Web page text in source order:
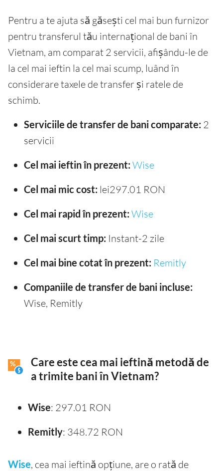
Pentru a te ajuta să găsești cel mai bun furnizor
pentru transferul tău internațional de bani în
Vietnam, am comparat 2 servicii, afișându-le de
la cel mai ieftin la cel mai scump, luând în
considerare taxele de transfer și ratele de
schimb.
Serviciile de transfer de bani comparate: 2
servicii
Cel mai ieftin în prezent: Wise
Cel mai mic cost: lei297.01 RON
Cel mai rapid în prezent: Wise
Cel mai scurt timp: Instant-2 zile
Cel mai bine cotat în prezent: Remitly
Companiile de transfer de bani incluse:
Wise, Remitly
Care este cea mai ieftină metodă de
a trimite bani în Vietnam?
Wise: 297.01 RON
Remitly: 348.72 RON
Wise, cea mai ieftină opțiune, are o rată de